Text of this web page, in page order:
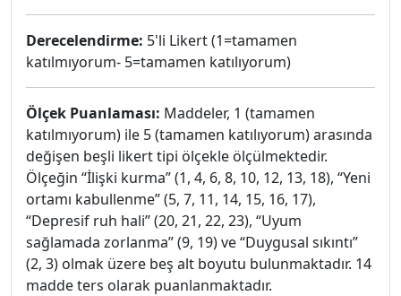
Derecelendirme: 5'li Likert (1=tamamen
katılmıyorum- 5=tamamen katılıyorum)
Ölçek Puanlaması: Maddeler, 1 (tamamen
katılmıyorum) ile 5 (tamamen katılıyorum) arasında
değişen beşli likert tipi ölçekle ölçülmektedir.
Ölçeğin “İlişki kurma” (1, 4, 6, 8, 10, 12, 13, 18), “Yeni
ortamı kabullenme” (5, 7, 11, 14, 15, 16, 17),
“Depresif ruh hali” (20, 21, 22, 23), “Uyum
sağlamada zorlanma” (9, 19) ve “Duygusal sıkıntı”
(2, 3) olmak üzere beş alt boyutu bulunmaktadır. 14
madde ters olarak puanlanmaktadır.